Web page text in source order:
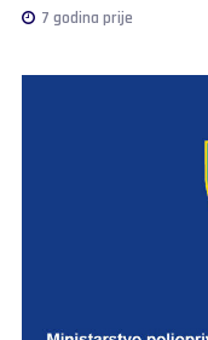
7 godina prije